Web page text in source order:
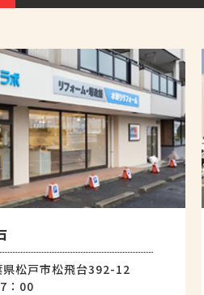
松戸市松飛台392-12
：00